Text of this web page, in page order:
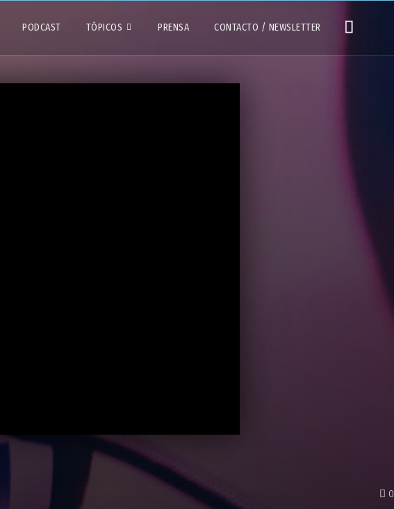
PODCAST TÓPICOS PRENSA CONTACTO / NEWSLETTER
0